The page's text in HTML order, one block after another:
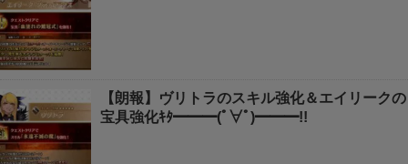
【朗報】ヴリトラのスキル強化＆エイリークの
宝具強化ｷﾀ━━━(ﾟ∀ﾟ)━━━!!